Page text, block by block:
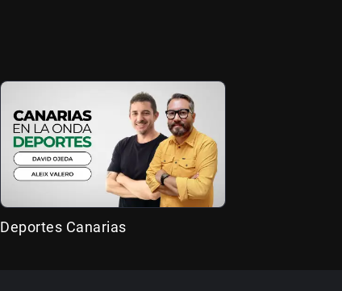
Deportes Canarias